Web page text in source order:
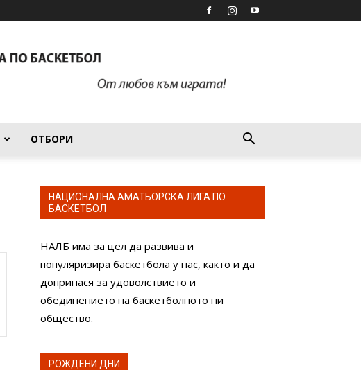
ОТБОРИ
НАЦИОНАЛНА АМАТЬОРСКА ЛИГА ПО
БАСКЕТБОЛ
НАЛБ има за цел да развива и
популяризира баскетбола у нас, както и да
допринася за удоволствието и
обединението на баскетболното ни
общество.
РОЖДЕНИ ДНИ